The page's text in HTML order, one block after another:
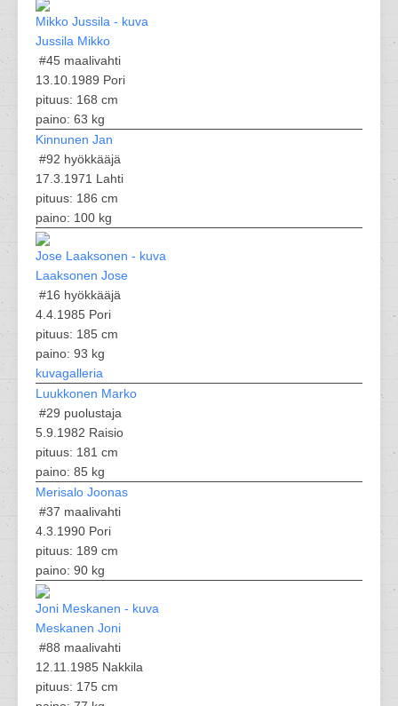
Jussila Mikko
#45 maalivahti
13.10.1989 Pori
pituus: 168 cm
paino: 63 kg
Kinnunen Jan
#92 hyökkääjä
17.3.1971 Lahti
pituus: 186 cm
paino: 100 kg
Laaksonen Jose
#16 hyökkääjä
4.4.1985 Pori
pituus: 185 cm
paino: 93 kg
kuvagalleria
Luukkonen Marko
#29 puolustaja
5.9.1982 Raisio
pituus: 181 cm
paino: 85 kg
Merisalo Joonas
#37 maalivahti
4.3.1990 Pori
pituus: 189 cm
paino: 90 kg
Meskanen Joni
#88 maalivahti
12.11.1985 Nakkila
pituus: 175 cm